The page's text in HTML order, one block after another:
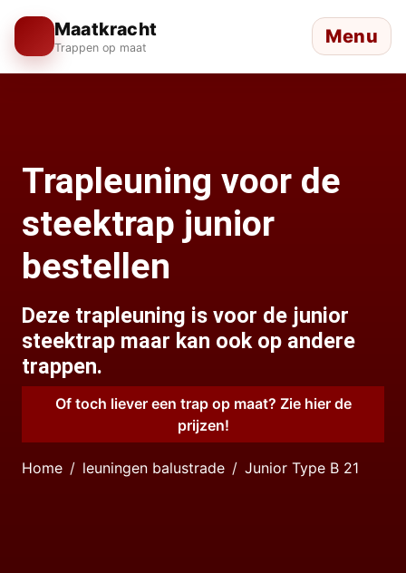
Maatkracht
Trappen op maat Menu
Trapleuning voor de
steektrap junior
bestellen
Deze trapleuning is voor de junior
steektrap maar kan ook op andere
trappen.
Of toch liever een trap op maat? Zie hier de
prijzen!
Home leuningen balustrade Junior Type B 21